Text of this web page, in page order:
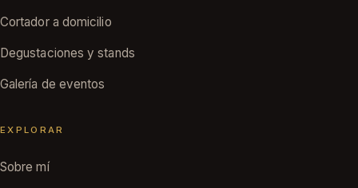
Cortador a domicilio
Degustaciones y stands
Galería de eventos
EXPLORAR
Sobre mí